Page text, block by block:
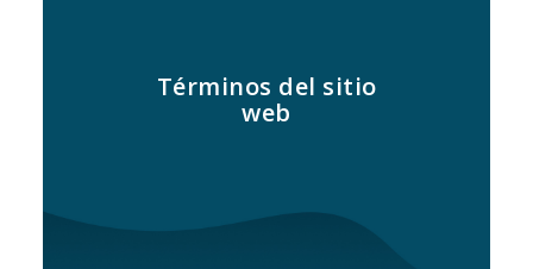
Términos del sitio
web